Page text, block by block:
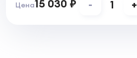
Цена15 030 ₽ - 1 +